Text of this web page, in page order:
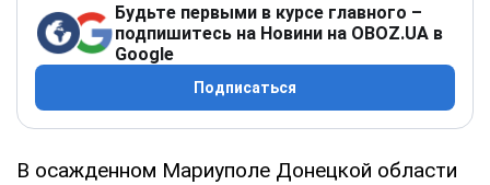
Будьте первыми в курсе главного –
подпишитесь на Новини на OBOZ.UA в
Google
Подписаться
В осажденном Мариуполе Донецкой области